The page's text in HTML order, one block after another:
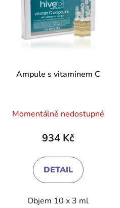
Ampule s vitaminem C
hodnocení
produktu
3,3
z
hvězdiček.
Momentálně nedostupné
934 Kč
DETAIL
Objem 10 x 3 ml